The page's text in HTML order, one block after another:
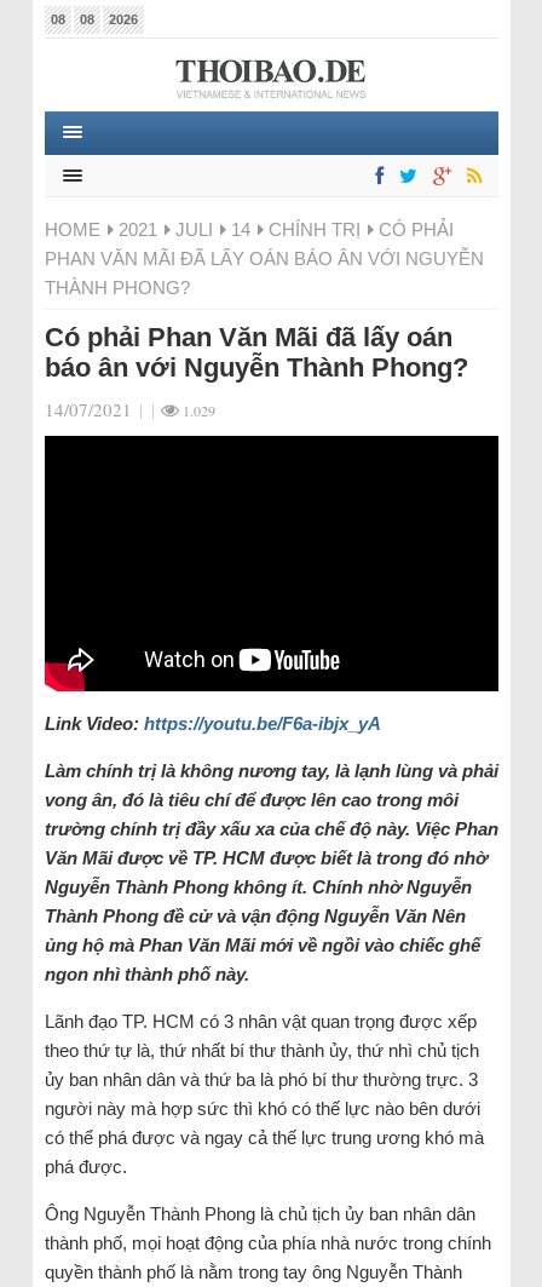
08 08 2026
HOME 2021 JULI 14 CHÍNH TRỊ
CÓ PHẢI
PHAN VĂN MÃI ĐÃ LẤY OÁN BÁO ÂN VỚI NGUYỄN
THÀNH PHONG?
Có phải Phan Văn Mãi đã lấy oán
báo ân với Nguyễn Thành Phong?
14/07/2021 | | 1.029
Link Video: https://youtu.be/F6a-ibjx_yA
Làm chính trị là không nương tay, là lạnh lùng và phải
vong ân, đó là tiêu chí để được lên cao trong môi
trường chính trị đầy xấu xa của chế độ này. Việc Phan
Văn Mãi được về TP. HCM được biết là trong đó nhờ
Nguyễn Thành Phong không ít. Chính nhờ Nguyễn
Thành Phong đề cử và vận động Nguyễn Văn Nên
ủng hộ mà Phan Văn Mãi mới về ngồi vào chiếc ghế
ngon nhì thành phố này.
Lãnh đạo TP. HCM có 3 nhân vật quan trọng được xếp
theo thứ tự là, thứ nhất bí thư thành ủy, thứ nhì chủ tịch
ủy ban nhân dân và thứ ba là phó bí thư thường trực. 3
người này mà hợp sức thì khó có thế lực nào bên dưới
có thể phá được và ngay cả thế lực trung ương khó mà
phá được.
Ông Nguyễn Thành Phong là chủ tịch ủy ban nhân dân
thành phố, mọi hoạt động của phía nhà nước trong chính
quyền thành phố là nằm trong tay ông Nguyễn Thành